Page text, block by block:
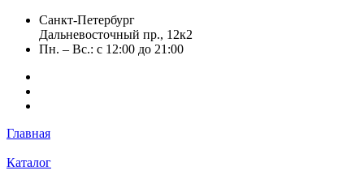
Санкт-Петербург
Дальневосточный пр., 12к2
Пн. – Вс.: с 12:00 до 21:00
Главная
Каталог